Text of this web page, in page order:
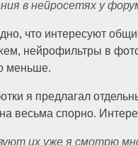
в нейросетях у
что интересуют
нейрофильтры в
меньше.
я предлагал
весьма спорно.
их уже я смотрю